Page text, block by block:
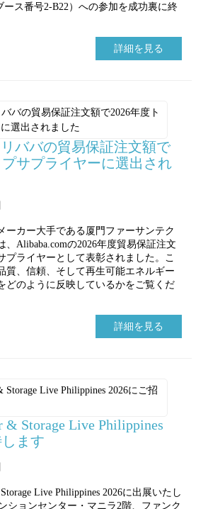
ース番号2-B22）への参加を成功裏に終
詳細を見る
ババの貿易保証注文額で
プサプライヤーに選出され
ーカー大手である厦門ファーサンテク
、Alibaba.comの2026年度貿易保証注文
プライヤーとして表彰されました。こ
質、信頼、そして再生可能エネルギー
どのように反映しているかをご覧くだ
詳細を見る
& Storage Live Philippines
ます
Live Philippines 2026に出展いたし
ションセンター・マニラ2階、ファンク